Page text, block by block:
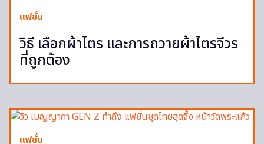
แฟชั่น
วิธี เลือกผ้าไตร และการถวายผ้าไตรจีวร
ที่ถูกต้อง
แฟชั่น